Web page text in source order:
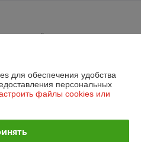
ответственностью
Бетонный проезд, дом 19а,
для обеспечения удобства
персональных
файлы cookies или